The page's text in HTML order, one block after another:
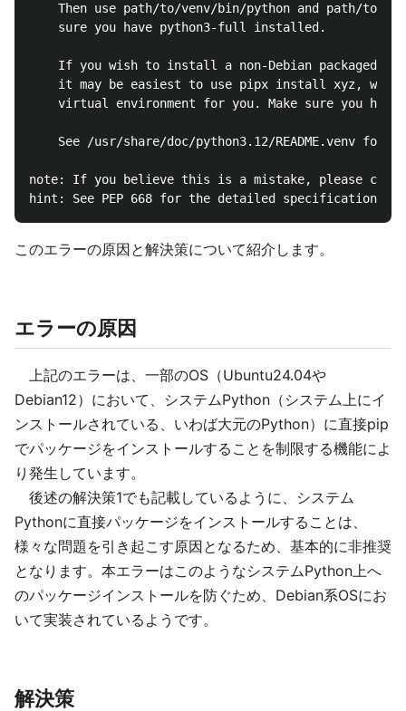
Then use path/to/venv/bin/python and path/to/
    sure you have python3-full installed.
If you wish to install a non-Debian packaged
it may be easiest to use pipx install xyz,
virtual environment for you. Make sure you have
See /usr/share/doc/python3.12/README.venv for
note: If you believe this is a mistake, please
このエラーの原因と解決策について紹介します。
エラーの原因
上記のエラーは、一部のOS（Ubuntu24.04や
Debian12）において、システムPython（システム上にイ
ンストールされている、いわば大元のPython）に直接pip
でパッケージをインストールすることを制限する機能によ
り発生しています。
後述の解決策1でも記載しているように、システム
Pythonに直接パッケージをインストールすることは、
様々な問題を引き起こす原因となるため、基本的に非推奨
となります。本エラーはこのようなシステムPython上へ
のパッケージインストールを防ぐため、Debian系OSにお
いて実装されているようです。
解決策